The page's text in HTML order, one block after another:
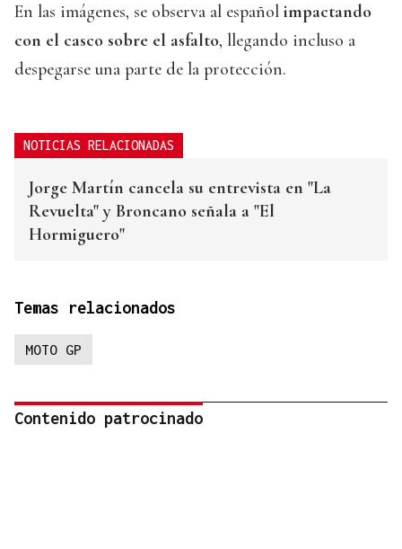
En las imágenes, se observa al español impactando
con el casco sobre el asfalto, llegando incluso a
despegarse una parte de la protección.
NOTICIAS RELACIONADAS
Jorge Martín cancela su entrevista en "La
Revuelta" y Broncano señala a "El
Hormiguero"
Temas relacionados
MOTO GP
Contenido patrocinado